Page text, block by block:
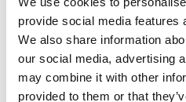
provide social media features
We also share information
our social media, advertising
may combine it with other
provided to them or that